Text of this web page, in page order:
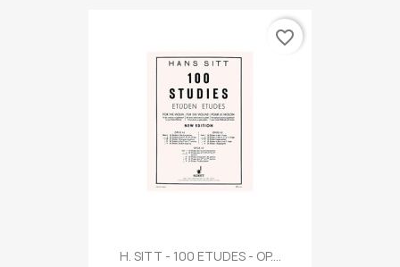
H. SITT - 100 ETUDES - OP....
favorite_border